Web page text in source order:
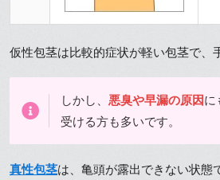
仮性包茎は比較的症状が軽い包茎で、
しかし、 悪臭や早漏の原因に
受ける方も多いです。
真性包茎は、亀頭が露出できない状態